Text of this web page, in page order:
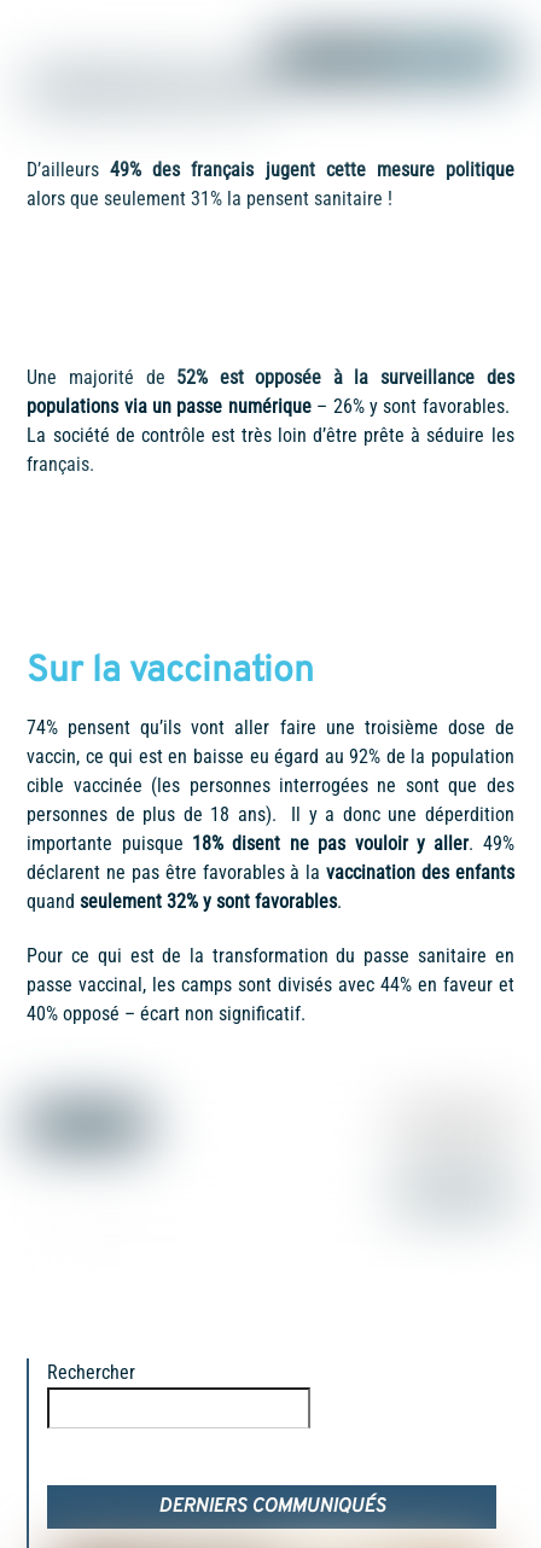
D’ailleurs49% des français jugent cette mesure politique
alors que seulement 31% la pensent sanitaire !
Une majorité de 52% est opposée à la surveillance des
populations via un passe numérique– 26% y sont favorables.
La société de contrôle est très loin d’être prête à séduire les
français.
Sur la vaccination
74% pensent qu’ils vont aller faire une troisième dose de
vaccin, ce qui est en baisse eu égard au 92% de la population
cible vaccinée (les personnes interrogées ne sont que des
personnes de plus de 18 ans). Il y a donc une déperdition
importante puisque 18% disent ne pas vouloir y aller. 49%
déclarent ne pas être favorables à la vaccination des enfants
quandseulement 32% y sont favorables.
Pour ce qui est de la transformation du passe sanitaire en
passe vaccinal, les camps sont divisés avec 44% en faveur et
40% opposé – écart non significatif.
Rechercher
DERNIERS COMMUNIQUÉS